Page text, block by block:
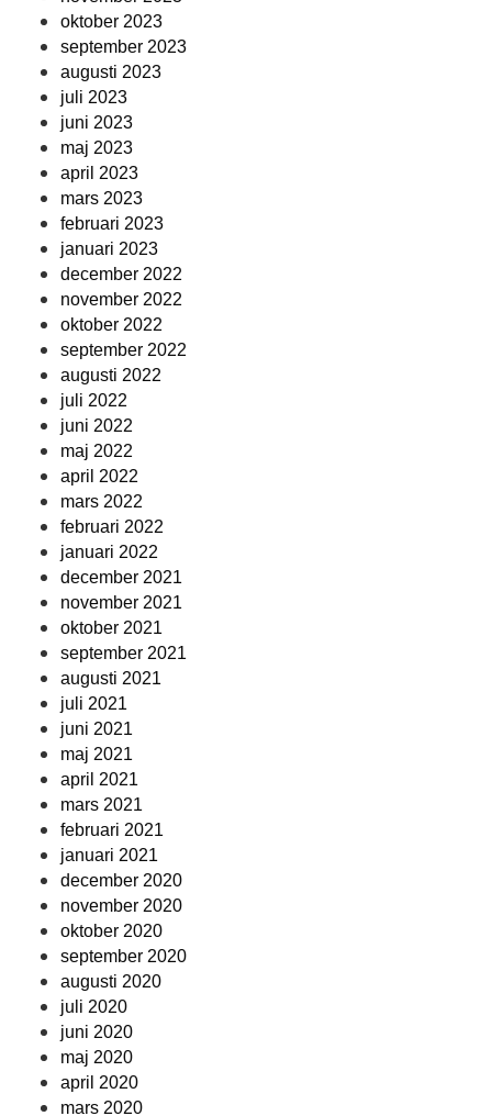
oktober 2023
september 2023
augusti 2023
juli 2023
juni 2023
maj 2023
april 2023
mars 2023
februari 2023
januari 2023
december 2022
november 2022
oktober 2022
september 2022
augusti 2022
juli 2022
juni 2022
maj 2022
april 2022
mars 2022
februari 2022
januari 2022
december 2021
november 2021
oktober 2021
september 2021
augusti 2021
juli 2021
juni 2021
maj 2021
april 2021
mars 2021
februari 2021
januari 2021
december 2020
november 2020
oktober 2020
september 2020
augusti 2020
juli 2020
juni 2020
maj 2020
april 2020
mars 2020